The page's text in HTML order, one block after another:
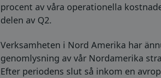
procent av våra operationella
delen av Q2.
Verksamheten i Nord Amerika har
genomlysning av vår Nordamerika
Efter periodens slut så inkom en